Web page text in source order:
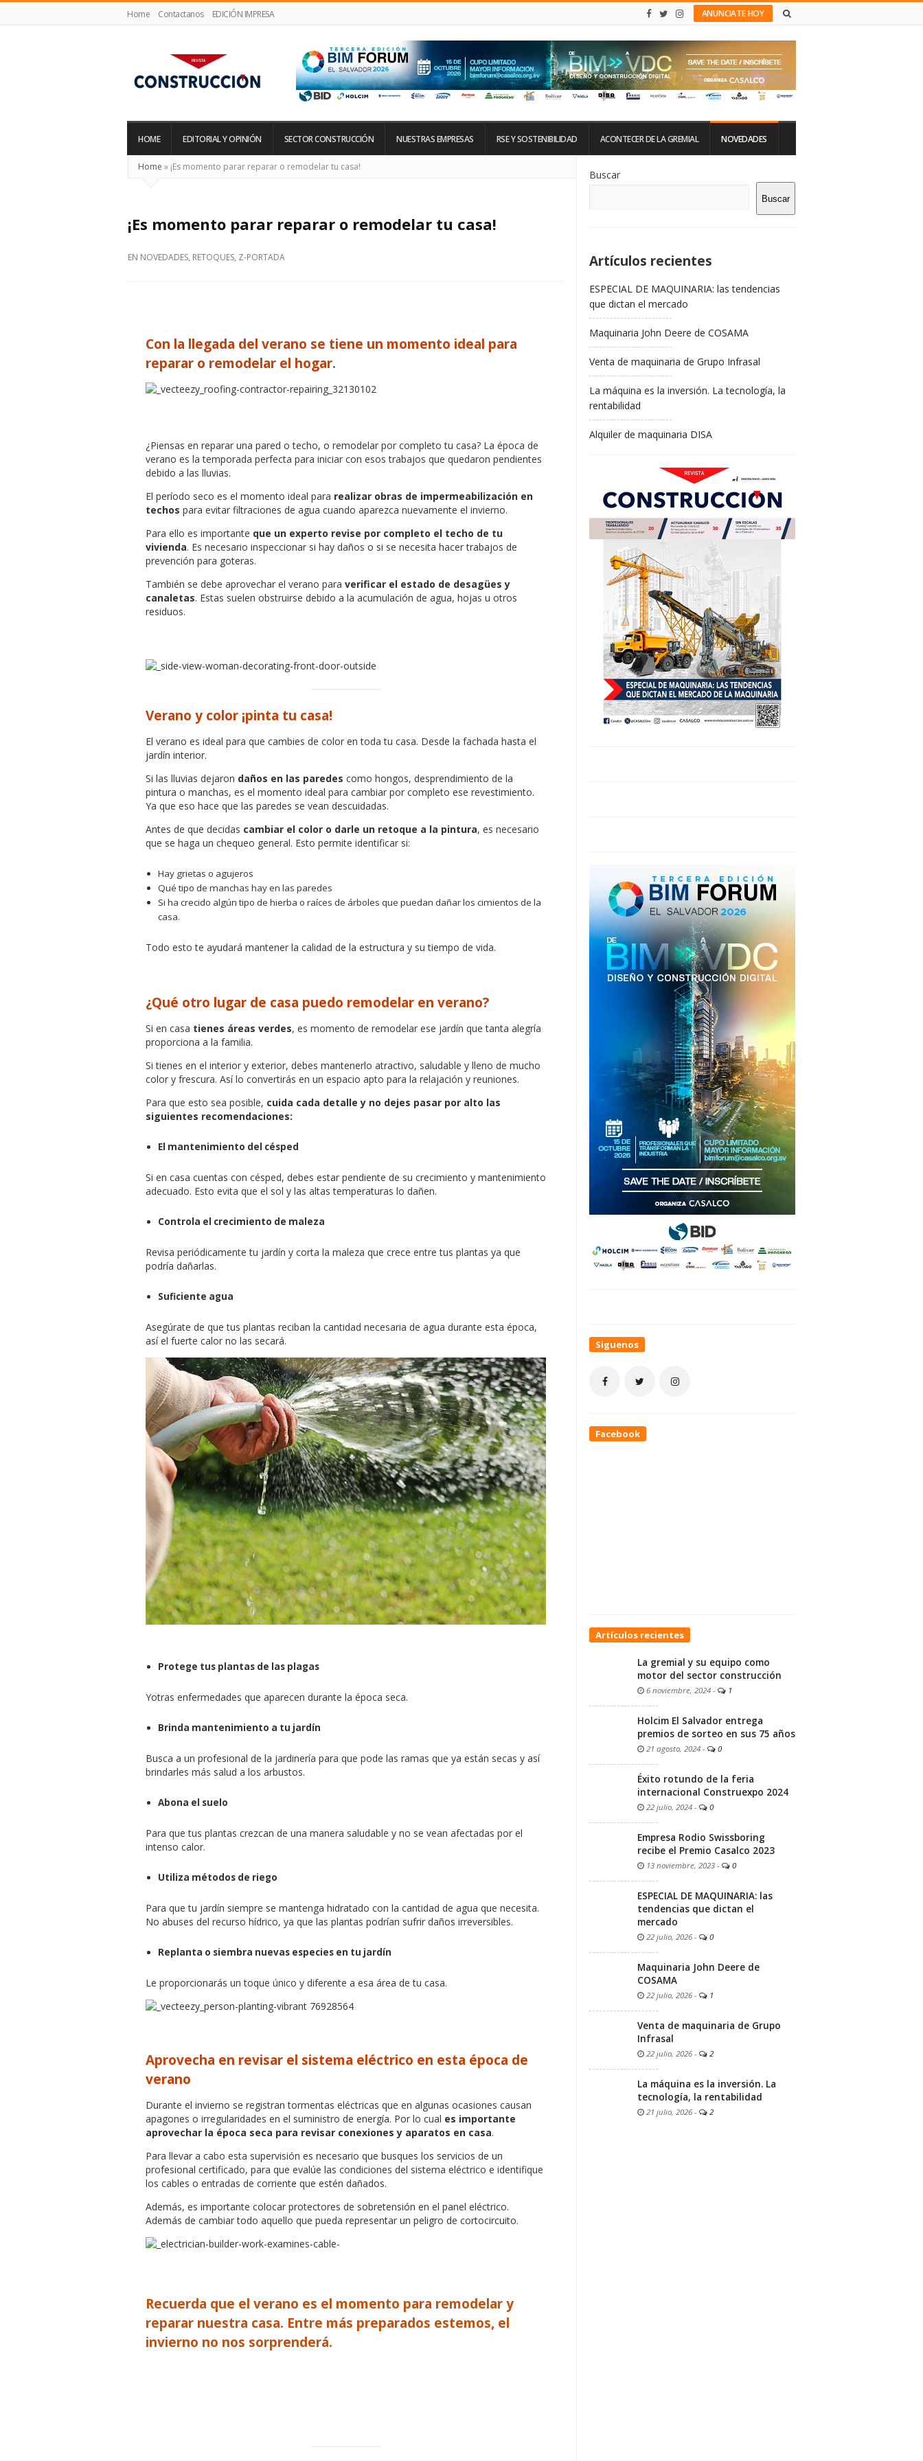
Home Contactanos EDICIÓN IMPRESA ANUNCIATE HOY
Construcción
HOME EDITORIAL Y OPINIÓN SECTOR CONSTRUCCIÓN NUESTRAS EMPRESAS RSE Y SOSTENIBILIDAD ACONTECER DE LA GREMIAL NOVEDADES
Home » ¡Es momento parar reparar o remodelar tu casa!
¡Es momento parar reparar o remodelar tu casa!
EN NOVEDADES, RETOQUES, Z-PORTADA
Con la llegada del verano se tiene un momento ideal para
reparar o remodelar el hogar.
¿Piensas en reparar una pared o techo, o remodelar por completo tu casa? La época de
verano es la temporada perfecta para iniciar con esos trabajos que quedaron pendientes
debido a las lluvias.
El período seco es el momento ideal para realizar obras de impermeabilización en
techos para evitar filtraciones de agua cuando aparezca nuevamente el invierno.
Para ello es importante que un experto revise por completo el techo de tu
vivienda. Es necesario inspeccionar si hay daños o si se necesita hacer trabajos de
prevención para goteras.
También se debe aprovechar el verano para verificar el estado de desagües y
canaletas. Estas suelen obstruirse debido a la acumulación de agua, hojas u otros
residuos.
Verano y color ¡pinta tu casa!
El verano es ideal para que cambies de color en toda tu casa. Desde la fachada hasta el
jardín interior.
Si las lluvias dejaron daños en las paredes como hongos, desprendimiento de la
pintura o manchas, es el momento ideal para cambiar por completo ese revestimiento.
Ya que eso hace que las paredes se vean descuidadas.
Antes de que decidas cambiar el color o darle un retoque a la pintura, es necesario
que se haga un chequeo general. Esto permite identificar si:
Hay grietas o agujeros
Qué tipo de manchas hay en las paredes
Si ha crecido algún tipo de hierba o raíces de árboles que puedan dañar los cimientos de la
casa.
Todo esto te ayudará mantener la calidad de la estructura y su tiempo de vida.
¿Qué otro lugar de casa puedo remodelar en verano?
Si en casa tienes áreas verdes, es momento de remodelar ese jardín que tanta alegría
proporciona a la familia.
Si tienes en el interior y exterior, debes mantenerlo atractivo, saludable y lleno de mucho
color y frescura. Así lo convertirás en un espacio apto para la relajación y reuniones.
Para que esto sea posible, cuida cada detalle y no dejes pasar por alto las
siguientes recomendaciones:
El mantenimiento del césped
Si en casa cuentas con césped, debes estar pendiente de su crecimiento y mantenimiento
adecuado. Esto evita que el sol y las altas temperaturas lo dañen.
Controla el crecimiento de maleza
Revisa periódicamente tu jardín y corta la maleza que crece entre tus plantas ya que
podría dañarlas.
Suficiente agua
Asegúrate de que tus plantas reciban la cantidad necesaria de agua durante esta época,
así el fuerte calor no las secará.
Protege tus plantas de las plagas
Yotras enfermedades que aparecen durante la época seca.
Brinda mantenimiento a tu jardín
Busca a un profesional de la jardinería para que pode las ramas que ya están secas y así
brindarles más salud a los arbustos.
Abona el suelo
Para que tus plantas crezcan de una manera saludable y no se vean afectadas por el
intenso calor.
Utiliza métodos de riego
Para que tu jardín siempre se mantenga hidratado con la cantidad de agua que necesita.
No abuses del recurso hídrico, ya que las plantas podrían sufrir daños irreversibles.
Replanta o siembra nuevas especies en tu jardín
Le proporcionarás un toque único y diferente a esa área de tu casa.
Aprovecha en revisar el sistema eléctrico en esta época de
verano
Durante el invierno se registran tormentas eléctricas que en algunas ocasiones causan
apagones o irregularidades en el suministro de energía. Por lo cual es importante
aprovechar la época seca para revisar conexiones y aparatos en casa.
Para llevar a cabo esta supervisión es necesario que busques los servicios de un
profesional certificado, para que evalúe las condiciones del sistema eléctrico e identifique
los cables o entradas de corriente que estén dañados.
Además, es importante colocar protectores de sobretensión en el panel eléctrico.
Además de cambiar todo aquello que pueda representar un peligro de cortocircuito.
Recuerda que el verano es el momento para remodelar y
reparar nuestra casa. Entre más preparados estemos, el
invierno no nos sorprenderá.
De
La
Buscar
Buscar
Artículos recientes
ESPECIAL DE MAQUINARIA: las tendencias
que dictan el mercado
Maquinaria John Deere de COSAMA
Venta de maquinaria de Grupo Infrasal
La máquina es la inversión. La tecnología, la
rentabilidad
Alquiler de maquinaria DISA
Siguenos
Facebook
Artículos recientes
La gremial y su equipo como
motor del sector construcción
6 noviembre, 2024 - 1
Holcim El Salvador entrega
premios de sorteo en sus 75 años
21 agosto, 2024 - 0
Éxito rotundo de la feria
internacional Construexpo 2024
22 julio, 2024 - 0
Empresa Rodio Swissboring
recibe el Premio Casalco 2023
13 noviembre, 2023 - 0
ESPECIAL DE MAQUINARIA: las
tendencias que dictan el
mercado
22 julio, 2026 - 0
Maquinaria John Deere de
COSAMA
22 julio, 2026 - 1
Venta de maquinaria de Grupo
Infrasal
22 julio, 2026 - 2
La máquina es la inversión. La
tecnología, la rentabilidad
21 julio, 2026 - 2